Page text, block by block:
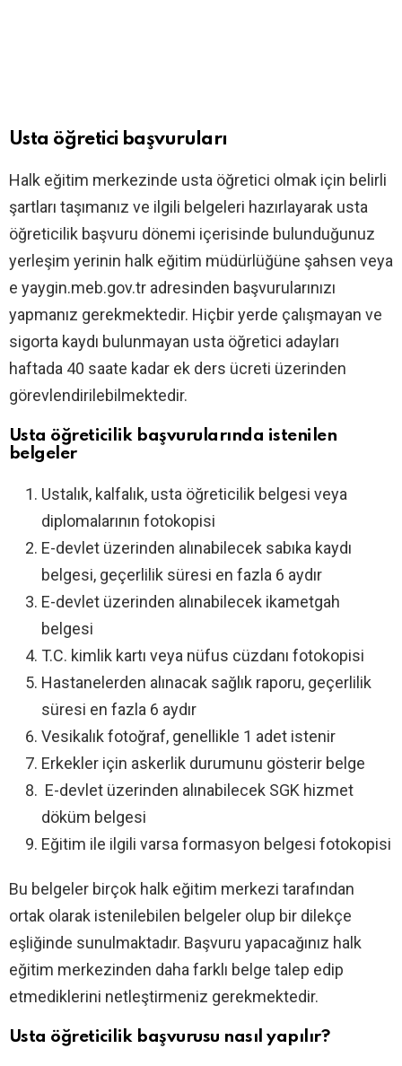
Usta öğretici başvuruları
Halk eğitim merkezinde usta öğretici olmak için belirli
şartları taşımanız ve ilgili belgeleri hazırlayarak usta
öğreticilik başvuru dönemi içerisinde bulunduğunuz
yerleşim yerinin halk eğitim müdürlüğüne şahsen veya
e yaygin.meb.gov.tr adresinden başvurularınızı
yapmanız gerekmektedir. Hiçbir yerde çalışmayan ve
sigorta kaydı bulunmayan usta öğretici adayları
haftada 40 saate kadar ek ders ücreti üzerinden
görevlendirilebilmektedir.
Usta öğreticilik başvurularında istenilen
belgeler
Ustalık, kalfalık, usta öğreticilik belgesi veya
diplomalarının fotokopisi
E-devlet üzerinden alınabilecek sabıka kaydı
belgesi, geçerlilik süresi en fazla 6 aydır
E-devlet üzerinden alınabilecek ikametgah
belgesi
T.C. kimlik kartı veya nüfus cüzdanı fotokopisi
Hastanelerden alınacak sağlık raporu, geçerlilik
süresi en fazla 6 aydır
Vesikalık fotoğraf, genellikle 1 adet istenir
Erkekler için askerlik durumunu gösterir belge
E-devlet üzerinden alınabilecek SGK hizmet
döküm belgesi
Eğitim ile ilgili varsa formasyon belgesi fotokopisi
Bu belgeler birçok halk eğitim merkezi tarafından
ortak olarak istenilebilen belgeler olup bir dilekçe
eşliğinde sunulmaktadır. Başvuru yapacağınız halk
eğitim merkezinden daha farklı belge talep edip
etmediklerini netleştirmeniz gerekmektedir.
Usta öğreticilik başvurusu nasıl yapılır?